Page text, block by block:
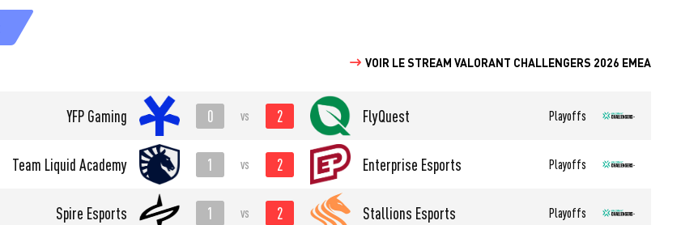
VOIR LE STREAM VALORANT CHALLENGERS 2026 EMEA
YFP Gaming 0 vs 2 FlyQuest Playoffs
Team Liquid Academy 1 vs 2 Enterprise Esports Playoffs
Spire Esports 1 vs 2 Stallions Esports Playoffs